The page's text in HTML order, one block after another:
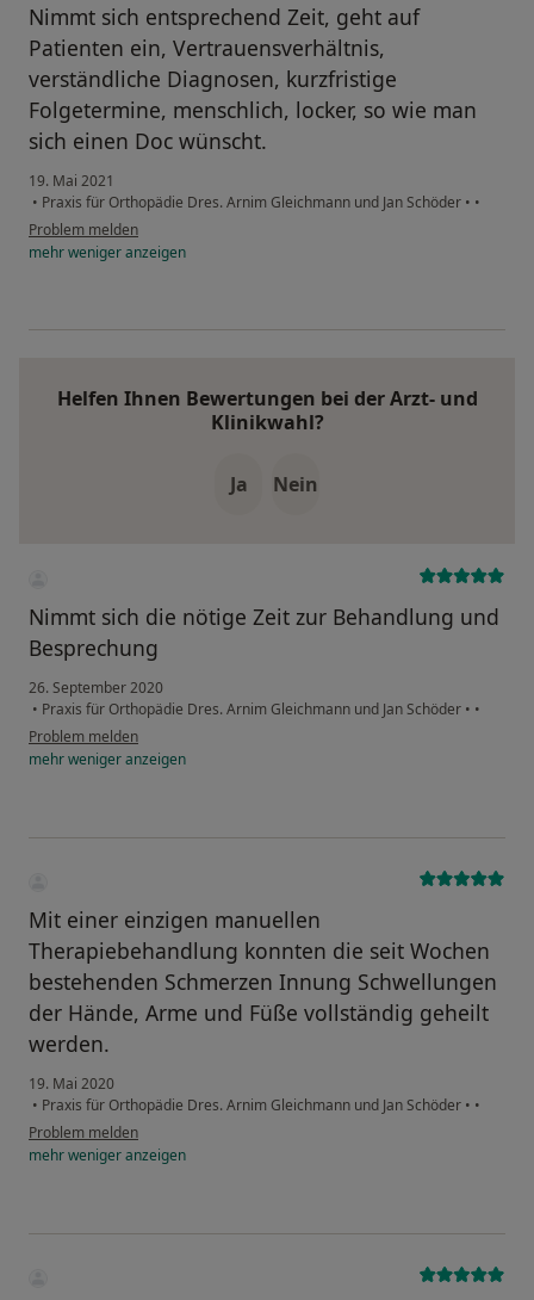
Nimmt sich entsprechend Zeit, geht auf
Patienten ein, Vertrauensverhältnis,
verständliche Diagnosen, kurzfristige
Folgetermine, menschlich, locker, so wie man
sich einen Doc wünscht.
19. Mai 2021
• Praxis für Orthopädie Dres. Arnim Gleichmann und Jan Schöder • •
Problem melden
mehrwenigeranzeigen
Helfen Ihnen Bewertungen bei der Arzt- und
Klinikwahl?
Ja Nein
Nimmt sich die nötige Zeit zur Behandlung und
Besprechung
26. September 2020
• Praxis für Orthopädie Dres. Arnim Gleichmann und Jan Schöder • •
Problem melden
mehrwenigeranzeigen
Mit einer einzigen manuellen
Therapiebehandlung konnten die seit Wochen
bestehenden Schmerzen Innung Schwellungen
der Hände, Arme und Füße vollständig geheilt
werden.
19. Mai 2020
• Praxis für Orthopädie Dres. Arnim Gleichmann und Jan Schöder • •
Problem melden
mehrwenigeranzeigen